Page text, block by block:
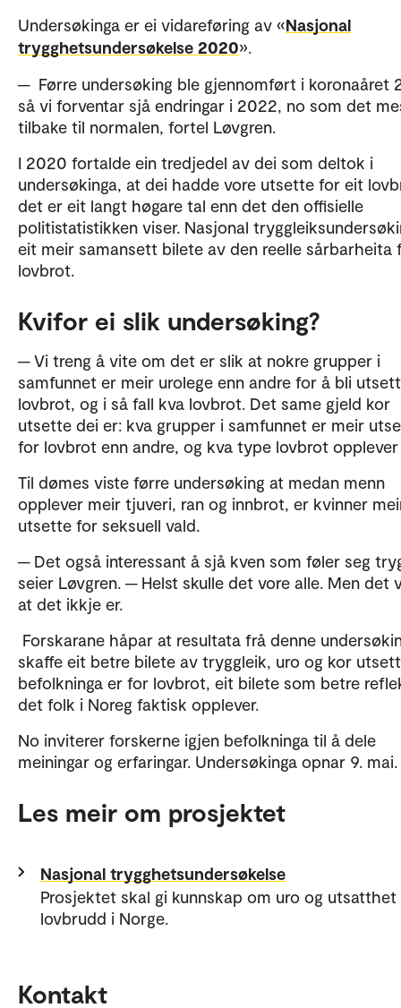
Undersøkinga er ei vidareføring av «Nasjonal
trygghetsundersøkelse 2020».
─ Førre undersøking ble gjennomført i koronaåret
så vi forventar sjå endringar i 2022, no som det
tilbake til normalen, fortel Løvgren.
I 2020 fortalde ein tredjedel av dei som deltok i
undersøkinga, at dei hadde vore utsette for eit
det er eit langt høgare tal enn det den offisielle
politistatistikken viser. Nasjonal
eit meir samansett bilete av den reelle sårbarheita
lovbrot.
Kvifor ei slik undersøking?
─ Vi treng å vite om det er slik at nokre grupper i
samfunnet er meir urolege enn andre for å bli
lovbrot, og i så fall kva lovbrot. Det same gjeld kor
utsette dei er: kva grupper i samfunnet er meir
for lovbrot enn andre, og kva type lovbrot
Til dømes viste førre undersøking at medan menn
opplever meir tjuveri, ran og innbrot, er kvinner
utsette for seksuell vald.
─ Det også interessant å sjå kven som føler seg
seier Løvgren. ─ Helst skulle det vore alle. Men det
at det ikkje er.
Forskarane håpar at resultata frå denne
skaffe eit betre bilete av tryggleik, uro og kor
befolkninga er for lovbrot, eit bilete som betre
det folk i Noreg faktisk opplever.
No inviterer forskerne igjen befolkninga til å dele
meiningar og erfaringar. Undersøkinga opnar 9. mai.
Les meir om prosjektet
Nasjonal trygghetsundersøkelse
Prosjektet skal gi kunnskap om uro og
lovbrudd i Norge.
Kontakt